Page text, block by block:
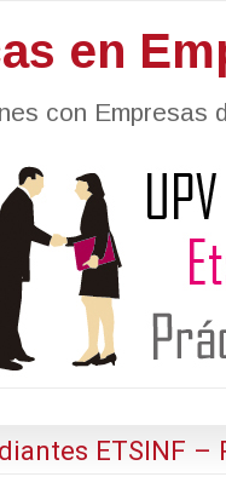
en
con Empresas
ETSINF –